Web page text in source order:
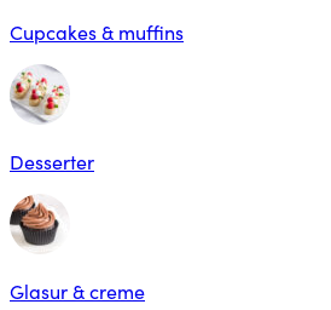
Cupcakes & muffins
Desserter
Glasur & creme